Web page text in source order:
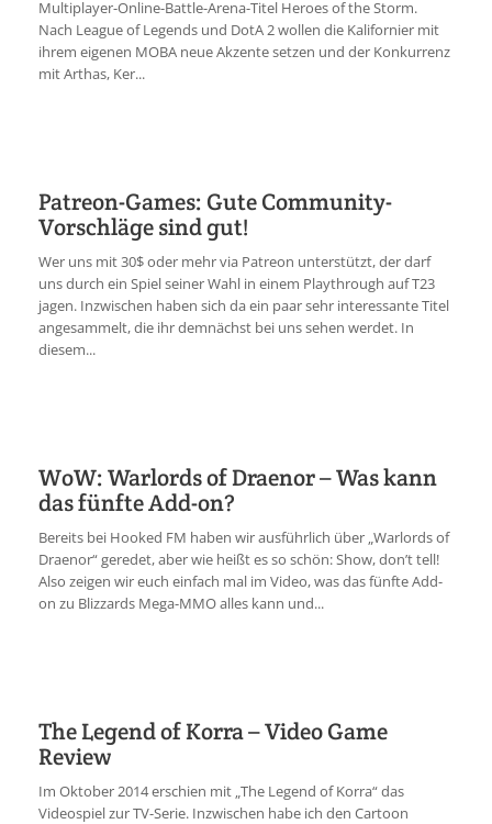
Multiplayer-Online-Battle-Arena-Titel Heroes of the Storm.
Nach League of Legends und DotA 2 wollen die Kalifornier mit
ihrem eigenen MOBA neue Akzente setzen und der Konkurrenz
mit Arthas, Ker...
Patreon-Games: Gute Community-
Vorschläge sind gut!
Wer uns mit 30$ oder mehr via Patreon unterstützt, der darf
uns durch ein Spiel seiner Wahl in einem Playthrough auf T23
jagen. Inzwischen haben sich da ein paar sehr interessante Titel
angesammelt, die ihr demnächst bei uns sehen werdet. In
diesem...
WoW: Warlords of Draenor – Was kann
das fünfte Add-on?
Bereits bei Hooked FM haben wir ausführlich über „Warlords of
Draenor“ geredet, aber wie heißt es so schön: Show, don’t tell!
Also zeigen wir euch einfach mal im Video, was das fünfte Add-
on zu Blizzards Mega-MMO alles kann und...
The Legend of Korra – Video Game
Review
Im Oktober 2014 erschien mit „The Legend of Korra“ das
Videospiel zur TV-Serie. Inzwischen habe ich den Cartoon